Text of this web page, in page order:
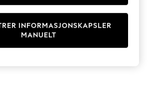
INFORMASJONSKAPSLER
MANUELT